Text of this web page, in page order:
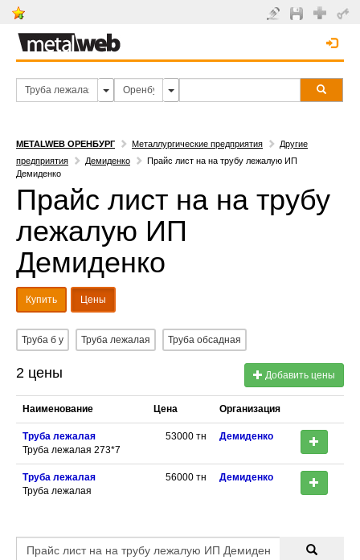
METALWEB ОРЕНБУРГ Металлургические предприятия
Другие
предприятия
Демиденко
Прайс лист на на трубу лежалую ИП
Демиденко
Прайс лист на на трубу
лежалую ИП
Демиденко
Купить Цены
Труба б у Труба лежалая Труба обсадная
2 цены Добавить цены
Наименование Цена Организация
Труба лежалая
Труба лежалая 273*7
53000 тн Демиденко
Труба лежалая
Труба лежалая
56000 тн Демиденко